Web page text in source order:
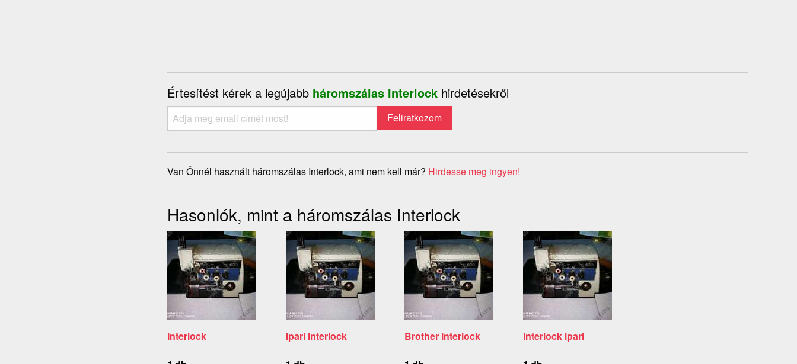
Értesítést kérek a legújabb háromszálas Interlock hirdetésekről
Van Önnél használt háromszálas Interlock, ami nem kell már? Hirdesse meg ingyen!
Hasonlók, mint a háromszálas Interlock
Interlock Ipari interlock Brother interlock Interlock ipari